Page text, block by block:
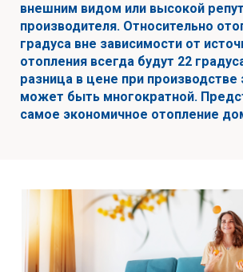
внешним видом или высокой
производителя. Относительно
градуса вне зависимости от
отопления всегда будут 22
разница в цене при производстве
может быть многократной.
самое экономичное отопление